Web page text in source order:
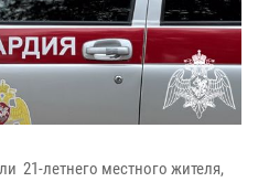
21-летнего местного жителя,